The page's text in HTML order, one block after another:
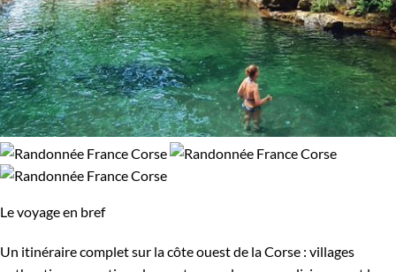
Le voyage en bref
Un itinéraire complet sur la côte ouest de la Corse : villages